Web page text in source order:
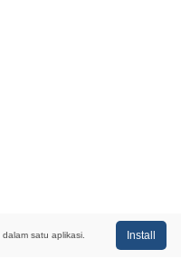
satu aplikasi. Install